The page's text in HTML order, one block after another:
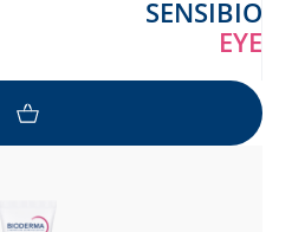
SENSIBIO
EYE